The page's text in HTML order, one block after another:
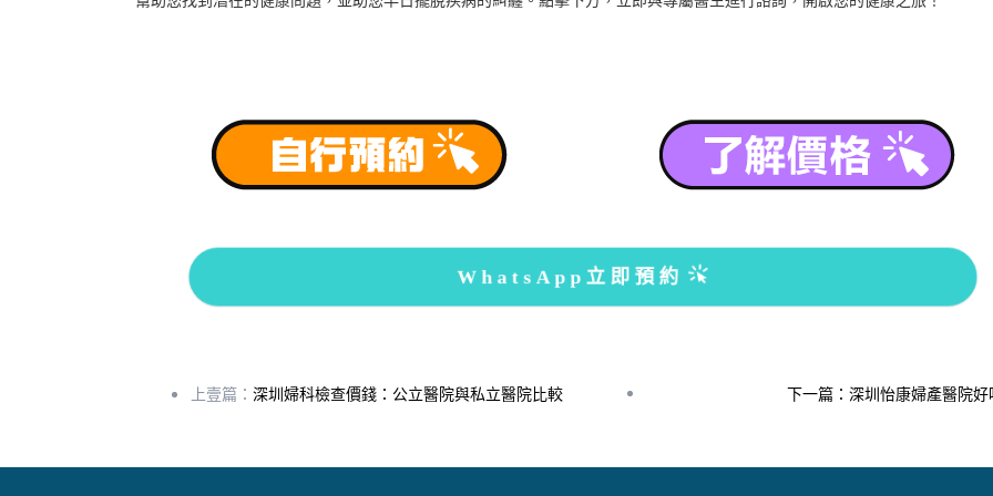
WhatsApp立即預約
上壹篇： 深圳婦科檢查價錢：公立醫院與私立醫院比較 下一篇：深圳怡康婦產醫院好